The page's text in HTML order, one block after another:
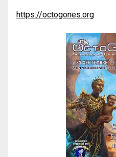
https://octogones.org